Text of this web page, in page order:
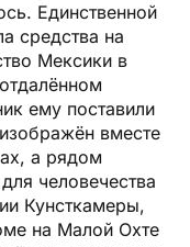
Единственной
средства на
Мексики в
ему поставили
вместе
а рядом
человечества
Кунсткамеры,
на Малой Охте